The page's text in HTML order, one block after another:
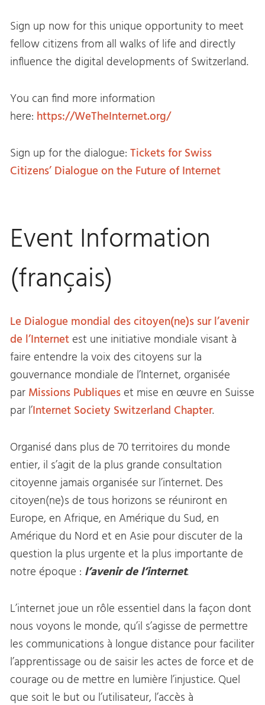
Sign up now for this unique opportunity to meet
fellow citizens from all walks of life and directly
influence the digital developments of Switzerland.
You can find more information
here: https://WeTheInternet.org/
Sign up for the dialogue:Tickets for Swiss
Citizens’ Dialogue on the Future of Internet
Event Information
(français)
Le Dialogue mondial des citoyen(ne)s sur l’avenir
de l’Internet est une initiative mondiale visant à
faire entendre la voix des citoyens sur la
gouvernance mondiale de l’Internet, organisée
par Missions Publiques et mise en œuvre en Suisse
par l’Internet Society Switzerland Chapter.
Organisé dans plus de 70 territoires du monde
entier, il s’agit de la plus grande consultation
citoyenne jamais organisée sur l’internet. Des
citoyen(ne)s de tous horizons se réuniront en
Europe, en Afrique, en Amérique du Sud, en
Amérique du Nord et en Asie pour discuter de la
question la plus urgente et la plus importante de
notre époque : l’avenir de l’internet.
L’internet joue un rôle essentiel dans la façon dont
nous voyons le monde, qu’il s’agisse de permettre
les communications à longue distance pour faciliter
l’apprentissage ou de saisir les actes de force et de
courage ou de mettre en lumière l’injustice. Quel
que soit le but ou l’utilisateur, l’accès à